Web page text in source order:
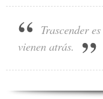
Trascender
vienen atrás.